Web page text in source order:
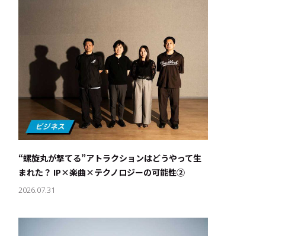
“螺旋丸が撃てる”アトラクションはどうやって生
まれた？ IP×楽曲×テクノロジーの可能性②
2026.07.31